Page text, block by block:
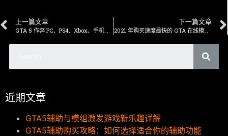
上一篇文章 下一篇文章
2021 年购买速度最快的 GTA 在线模式汽车和自行车
近期文章
GTA5辅助与模组激发游戏新乐趣详解
GTA5辅助购买攻略：如何选择适合你的辅助功能